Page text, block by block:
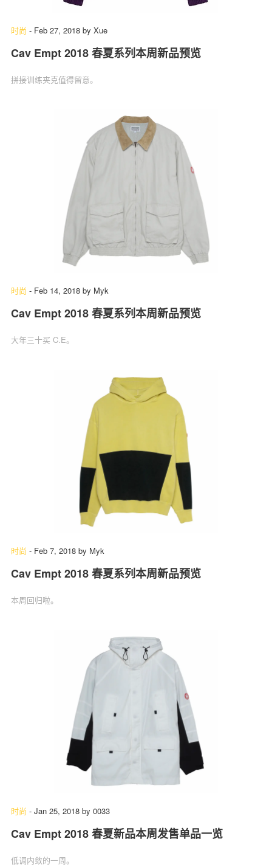
时尚 - Feb 27, 2018 by Xue
Cav Empt 2018 春夏系列本周新品预览
拼接训练夹克值得留意。
时尚 - Feb 14, 2018 by Myk
Cav Empt 2018 春夏系列本周新品预览
大年三十买 C.E。
时尚 - Feb 7, 2018 by Myk
Cav Empt 2018 春夏系列本周新品预览
本周回归啦。
时尚 - Jan 25, 2018 by 0033
Cav Empt 2018 春夏新品本周发售单品一览
低调内敛的一周。